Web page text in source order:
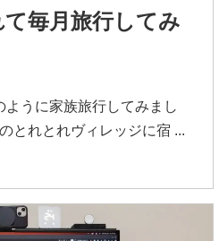
毎月旅行してみ
うに家族旅行してみまし
とれとれヴィレッジに宿 ...